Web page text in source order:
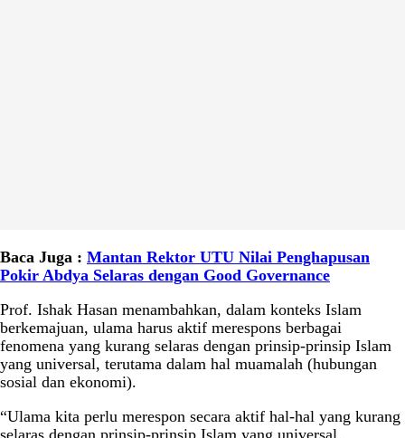
Baca Juga : Mantan Rektor UTU Nilai Penghapusan
Pokir Abdya Selaras dengan Good Governance
Prof. Ishak Hasan menambahkan, dalam konteks Islam
berkemajuan, ulama harus aktif merespons berbagai
fenomena yang kurang selaras dengan prinsip-prinsip Islam
yang universal, terutama dalam hal muamalah (hubungan
sosial dan ekonomi).
“Ulama kita perlu merespon secara aktif hal-hal yang kurang